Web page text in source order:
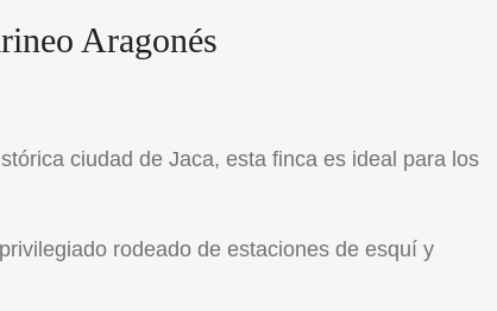
Aragonés
ciudad de Jaca, esta finca es ideal para los
rodeado de estaciones de esquí y